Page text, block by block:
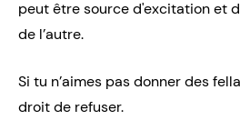
peut être source d'excitation et
de l’autre.
Si tu n’aimes pas donner des
droit de refuser.